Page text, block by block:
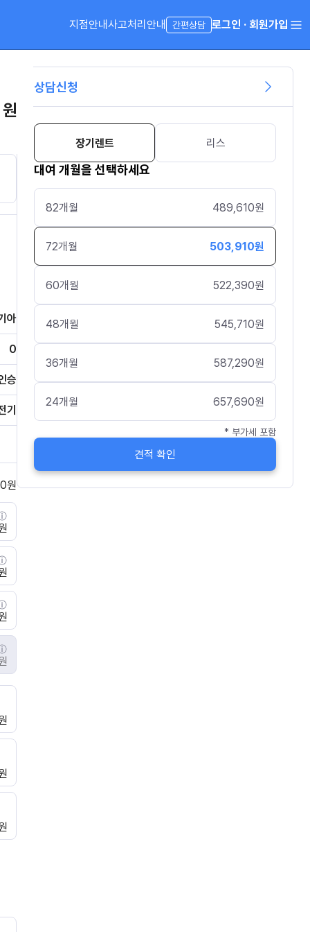
지점안내사고처리안내 간편상담 로그인 · 회원가입
아
0
승
기
0원
상담신청
장기렌트 리스
대여 개월을 선택하세요
82개월 489,610원
72개월 503,910원
60개월 522,390원
48개월 545,710원
36개월 587,290원
24개월 657,690원
* 부가세 포함
견적 확인